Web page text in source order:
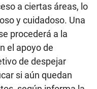
a ciertas áreas, lo
y cuidadoso. Una
procederá a la
el apoyo de
de despejar
si aún quedan